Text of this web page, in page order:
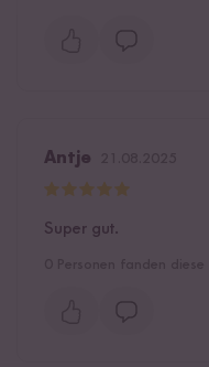
Antje
Super gut.